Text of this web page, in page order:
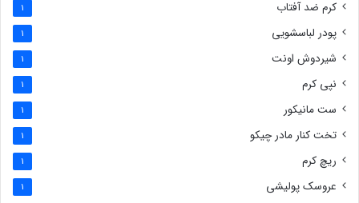
کرم ضد آفتاب 1
پودر لباسشویی 1
شیردوش اونت 1
نپی کرم 1
ست مانیکور 1
تخت کنار مادر چیکو 1
ریچ کرم 1
عروسک پولیشی 1